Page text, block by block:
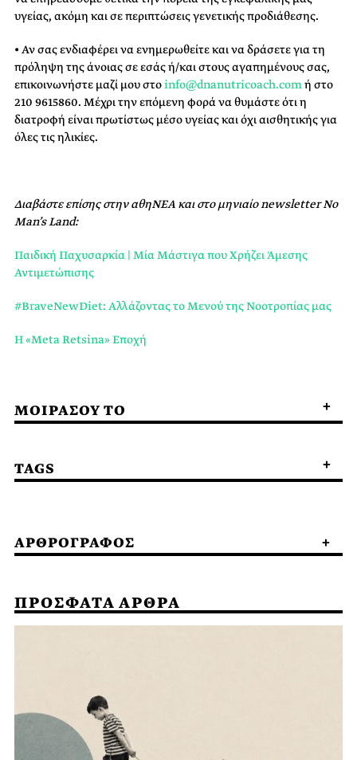
υγείας, ακόμη και σε περιπτώσεις γενετικής προδιάθεσης.
• Αν σας ενδιαφέρει να ενημερωθείτε και να δράσετε για τη
πρόληψη της άνοιας σε εσάς ή/και στους αγαπημένους σας,
επικοινωνήστε μαζί μου στοinfo@dnanutricoach.comή στο
210 9615860. Μέχρι την επόμενη φορά να θυμάστε ότι η
διατροφή είναι πρωτίστως μέσο υγείας και όχι αισθητικής για
όλες τις ηλικίες.
Διαβάστε επίσης στην αθηΝΕΑ και στο μηνιαίο newsletter No
Man’s Land:
Παιδική Παχυσαρκία | Μία Μάστιγα που Χρήζει Άμεσης
Αντιμετώπισης
#BraveNewDiet: Αλλάζοντας το Μενού της Νοοτροπίας μας
H «Meta Retsina» Εποχή
ΜΟΙΡΑΣΟΥ ΤΟ
TAGS
ΑΡΘΡΟΓΡΑΦΟΣ
ΠΡΟΣΦΑΤΑ ΑΡΘΡΑ